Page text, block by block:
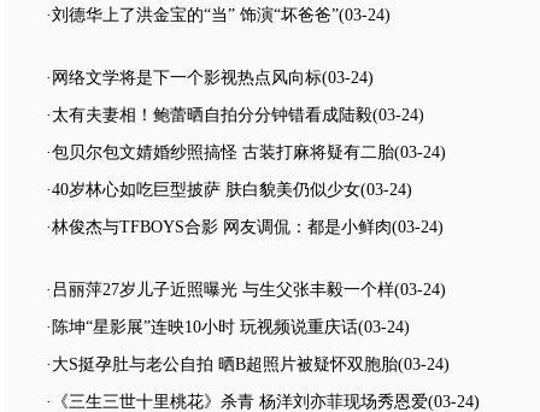
·刘德华上了洪金宝的“当” 饰演“坏爸爸”(03-24)
·网络文学将是下一个影视热点风向标(03-24)
·太有夫妻相！鲍蕾晒自拍分分钟错看成陆毅(03-24)
·包贝尔包文婧婚纱照搞怪 古装打麻将疑有二胎(03-24)
·40岁林心如吃巨型披萨 肤白貌美仍似少女(03-24)
·林俊杰与TFBOYS合影 网友调侃：都是小鲜肉(03-24)
·吕丽萍27岁儿子近照曝光 与生父张丰毅一个样(03-24)
·陈坤“星影展”连映10小时 玩视频说重庆话(03-24)
·大S挺孕肚与老公自拍 晒B超照片被疑怀双胞胎(03-24)
·《三生三世十里桃花》杀青 杨洋刘亦菲现场秀恩爱(03-24)